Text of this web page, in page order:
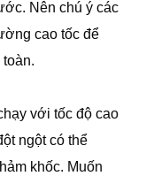
Nên chú ý các
cao tốc để
với tốc độ cao
ngột có thể
khốc. Muốn